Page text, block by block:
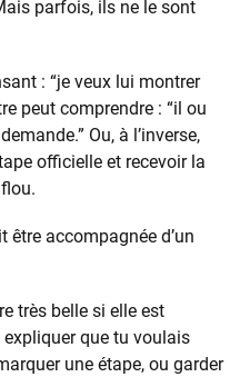
parfois, ils ne le sont
: “je veux lui montrer
peut comprendre : “il ou
Ou, à l’inverse,
officielle et recevoir la
être accompagnée d’un
très belle si elle est
que tu voulais
une étape, ou garder